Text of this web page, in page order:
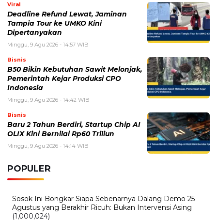
Viral
Deadline Refund Lewat, Jaminan
Tampia Tour ke UMKO Kini
Dipertanyakan
Minggu, 9 Agu 2026 - 14:57 WIB
Bisnis
B50 Bikin Kebutuhan Sawit Melonjak,
Pemerintah Kejar Produksi CPO
Indonesia
Minggu, 9 Agu 2026 - 14:42 WIB
Bisnis
Baru 2 Tahun Berdiri, Startup Chip AI
OLIX Kini Bernilai Rp60 Triliun
Minggu, 9 Agu 2026 - 14:14 WIB
POPULER
Sosok Ini Bongkar Siapa Sebenarnya Dalang Demo 25
Agustus yang Berakhir Ricuh: Bukan Intervensi Asing
(1,000,024)